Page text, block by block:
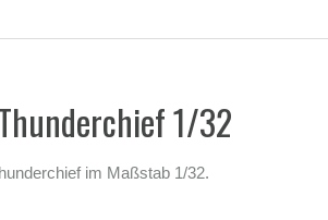
1/32
im Maßstab 1/32.